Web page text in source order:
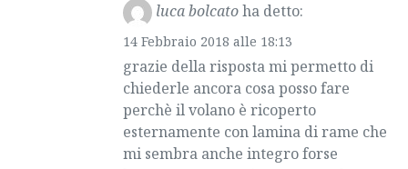
luca bolcatoha detto:
14 Febbraio 2018 alle 18:13
grazie della risposta mi permetto di
chiederle ancora cosa posso fare
perchè il volano è ricoperto
esternamente con lamina di rame che
mi sembra anche integro forse